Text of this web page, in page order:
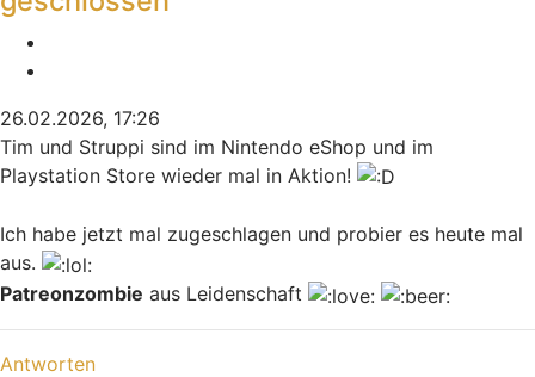
26.02.2026, 17:26
Tim und Struppi sind im Nintendo eShop und im
Playstation Store wieder mal in Aktion!
Ich habe jetzt mal zugeschlagen und probier es heute mal
aus.
Patreonzombie aus Leidenschaft
Antworten